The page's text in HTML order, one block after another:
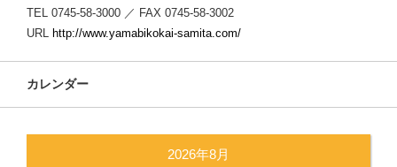
TEL 0745-58-3000 ／ FAX 0745-58-3002
URL http://www.yamabikokai-samita.com/
カレンダー
2026年8月